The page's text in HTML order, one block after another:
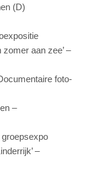
(D)
aan zee’ –
foto-
–
groepsexpo
–